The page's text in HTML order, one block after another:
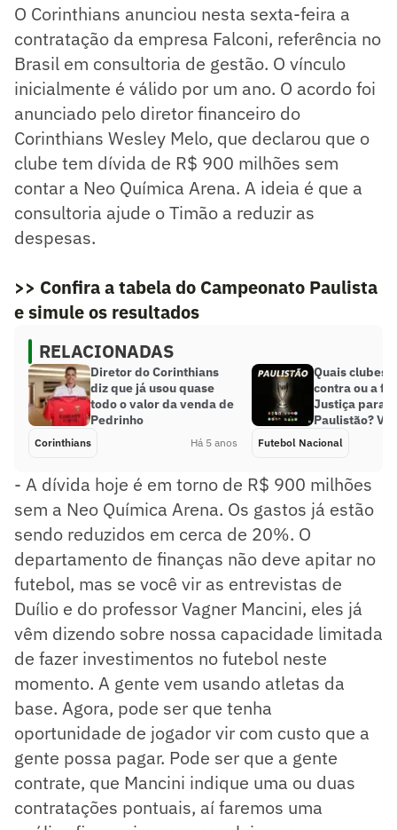
O Corinthians anunciou nesta sexta-feira a
contratação da empresa Falconi, referência no
Brasil em consultoria de gestão. O vínculo
inicialmente é válido por um ano. O acordo foi
anunciado pelo diretor financeiro do
Corinthians Wesley Melo, que declarou que o
clube tem dívida de R$ 900 milhões sem
contar a Neo Química Arena. A ideia é que a
consultoria ajude o Timão a reduzir as
despesas.
>> Confira a tabela do Campeonato Paulista
e simule os resultados
RELACIONADAS
Diretor do Corinthians
diz que já usou quase
todo o valor da venda de
Pedrinho
Corinthians Há 5 anos
Quais clubes
contra ou a
Justiça para
Paulistão?
Futebol Nacional
- A dívida hoje é em torno de R$ 900 milhões
sem a Neo Química Arena. Os gastos já estão
sendo reduzidos em cerca de 20%. O
departamento de finanças não deve apitar no
futebol, mas se você vir as entrevistas de
Duílio e do professor Vagner Mancini, eles já
vêm dizendo sobre nossa capacidade limitada
de fazer investimentos no futebol neste
momento. A gente vem usando atletas da
base. Agora, pode ser que tenha
oportunidade de jogador vir com custo que a
gente possa pagar. Pode ser que a gente
contrate, que Mancini indique uma ou duas
contratações pontuais, aí faremos uma